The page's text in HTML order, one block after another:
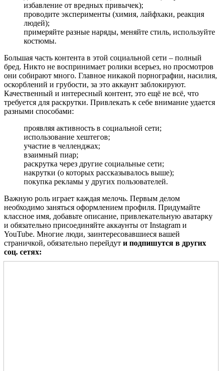
избавление от вредных привычек);
проводите эксперименты (химия, лайфхаки, реакция
людей);
примеряйте разные наряды, меняйте стиль, используйте
костюмы.
Большая часть контента в этой социальной сети – полный
бред. Никто не воспринимает ролики всерьез, но просмотров
они собирают много. Главное никакой порнографии, насилия,
оскорблений и грубости, за это аккаунт заблокируют.
Качественный и интересный контент, это ещё не всё, что
требуется для раскрутки. Привлекать к себе внимание удается
разными способами:
проявляя активность в социальной сети;
использование хештегов;
участие в челленджах;
взаимный пиар;
раскрутка через другие социальные сети;
накрутки (о которых рассказывалось выше);
покупка рекламы у других пользователей.
Важную роль играет каждая мелочь. Первым делом
необходимо заняться оформлением профиля. Придумайте
классное имя, добавьте описание, привлекательную аватарку
и обязательно присоединяйте аккаунты от Instagram и
YouTube. Многие люди, заинтересовавшиеся вашей
страничкой, обязательно перейдут и подпишутся в других
соц. сетях: